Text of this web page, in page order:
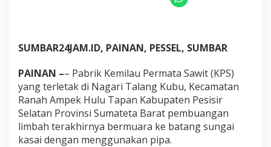
a
t
S
a
w
t
B
u
SUMBAR24JAM.ID, PAINAN, PESSEL, SUMBAR
PAINAN –– Pabrik Kemilau Permata Sawit (KPS)
yang terletak di Nagari Talang Kubu, Kecamatan
Ranah Ampek Hulu Tapan Kabupaten Pesisir
Selatan Provinsi Sumateta Barat pembuangan
limbah terakhirnya bermuara ke batang sungai
kasai dengan menggunakan pipa.